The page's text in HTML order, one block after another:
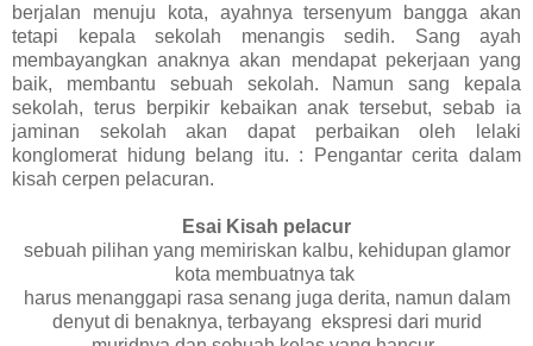
berjalan menuju kota, ayahnya tersenyum bangga akan
tetapi kepala sekolah menangis sedih. Sang ayah
membayangkan anaknya akan mendapat pekerjaan yang
baik, membantu sebuah sekolah. Namun sang kepala
sekolah, terus berpikir kebaikan anak tersebut, sebab ia
jaminan sekolah akan dapat perbaikan oleh lelaki
konglomerat hidung belang itu. : Pengantar cerita dalam
kisah cerpen pelacuran.
Esai Kisah pelacur
sebuah pilihan yang memiriskan kalbu, kehidupan glamor
kota membuatnya tak
harus menanggapi rasa senang juga derita, namun dalam
denyut di benaknya, terbayang ekspresi dari murid